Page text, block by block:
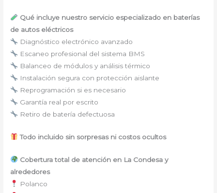
Qué incluye nuestro servicio especializado en baterías
de autos eléctricos
Diagnóstico electrónico avanzado
Escaneo profesional del sistema BMS
Balanceo de módulos y análisis térmico
Instalación segura con protección aislante
Reprogramación si es necesario
Garantía real por escrito
Retiro de batería defectuosa
Todo incluido sin sorpresas ni costos ocultos
Cobertura total de atención en La Condesa y
alrededores
Polanco